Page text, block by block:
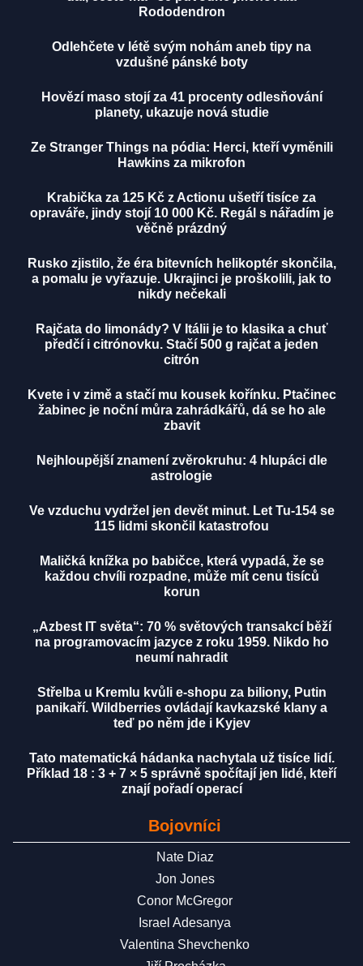
Rododendron
Odlehčete v létě svým nohám aneb tipy na
vzdušné pánské boty
Hovězí maso stojí za 41 procenty odlesňování
planety, ukazuje nová studie
Ze Stranger Things na pódia: Herci, kteří vyměnili
Hawkins za mikrofon
Krabička za 125 Kč z Actionu ušetří tisíce za
opraváře, jindy stojí 10 000 Kč. Regál s nářadím je
věčně prázdný
Rusko zjistilo, že éra bitevních helikoptér skončila,
a pomalu je vyřazuje. Ukrajinci je proškolili, jak to
nikdy nečekali
Rajčata do limonády? V Itálii je to klasika a chuť
předčí i citrónovku. Stačí 500 g rajčat a jeden
citrón
Kvete i v zimě a stačí mu kousek kořínku. Ptačinec
žabinec je noční můra zahrádkářů, dá se ho ale
zbavit
Nejhloupější znamení zvěrokruhu: 4 hlupáci dle
astrologie
Ve vzduchu vydržel jen devět minut. Let Tu-154 se
115 lidmi skončil katastrofou
Maličká knížka po babičce, která vypadá, že se
každou chvíli rozpadne, může mít cenu tisíců
korun
„Azbest IT světa“: 70 % světových transakcí běží
na programovacím jazyce z roku 1959. Nikdo ho
neumí nahradit
Střelba u Kremlu kvůli e-shopu za biliony, Putin
panikaří. Wildberries ovládají kavkazské klany a
teď po něm jde i Kyjev
Tato matematická hádanka nachytala už tisíce lidí.
Příklad 18 : 3 + 7 × 5 správně spočítají jen lidé, kteří
znají pořadí operací
Bojovníci
Nate Diaz
Jon Jones
Conor McGregor
Israel Adesanya
Valentina Shevchenko